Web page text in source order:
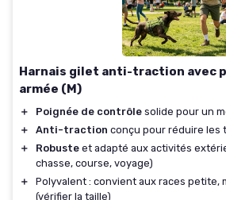
Harnais gilet anti-traction avec
armée (M)
＋ Poignée de contrôle solide pour un
＋
Anti-traction conçu pour réduire les
＋
Robuste et adapté aux activités
chasse, course, voyage)
＋
Polyvalent : convient aux races petite,
(vérifier la taille)